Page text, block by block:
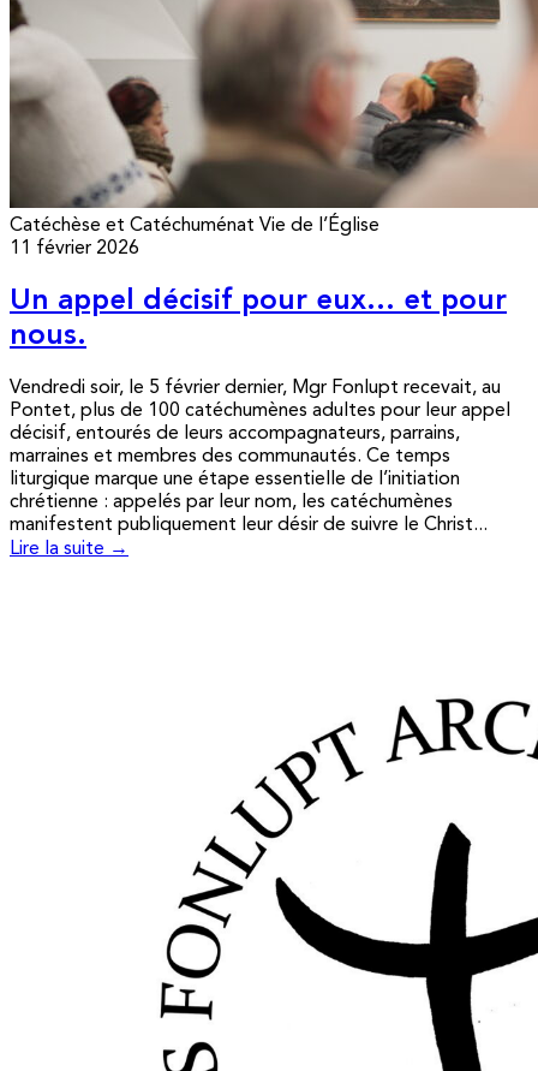
Catéchèse et Catéchuménat Vie de l’Église
11 février 2026
Un appel décisif pour eux… et pour
nous.
Vendredi soir, le 5 février dernier, Mgr Fonlupt recevait, au
Pontet, plus de 100 catéchumènes adultes pour leur appel
décisif, entourés de leurs accompagnateurs, parrains,
marraines et membres des communautés. Ce temps
liturgique marque une étape essentielle de l’initiation
chrétienne : appelés par leur nom, les catéchumènes
manifestent publiquement leur désir de suivre le Christ...
Lire la suite →